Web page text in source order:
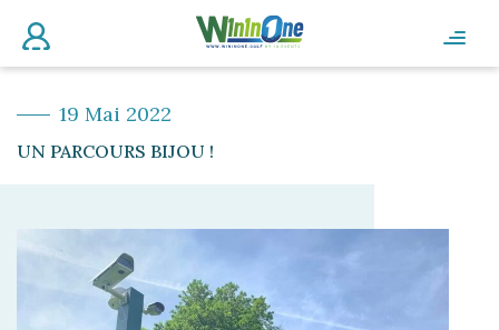
19 Mai 2022
UN PARCOURS BIJOU !